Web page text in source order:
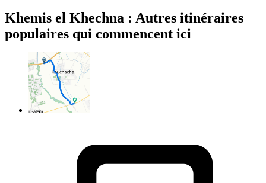
Khemis el Khechna : Autres itinéraires
populaires qui commencent ici